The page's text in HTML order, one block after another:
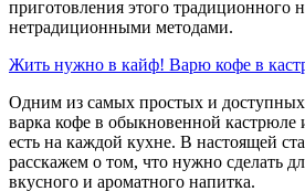
приготовления этого традиционного
нетрадиционными методами.
Жить нужно в кайф! Варю кофе в
Одним из самых простых и доступных
варка кофе в обыкновенной кастрюле
есть на каждой кухне. В настоящей
расскажем о том, что нужно сделать
вкусного и ароматного напитка.